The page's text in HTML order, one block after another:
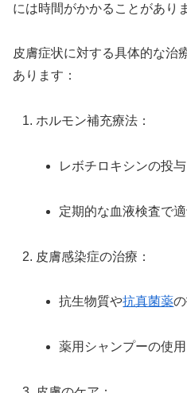
には時間がかかることがあり
皮膚症状に対する具体的な治
あります：
ホルモン補充療法：
レボチロキシンの投
定期的な血液検査で
皮膚感染症の治療：
抗生物質や抗真菌薬
薬用シャンプーの使用